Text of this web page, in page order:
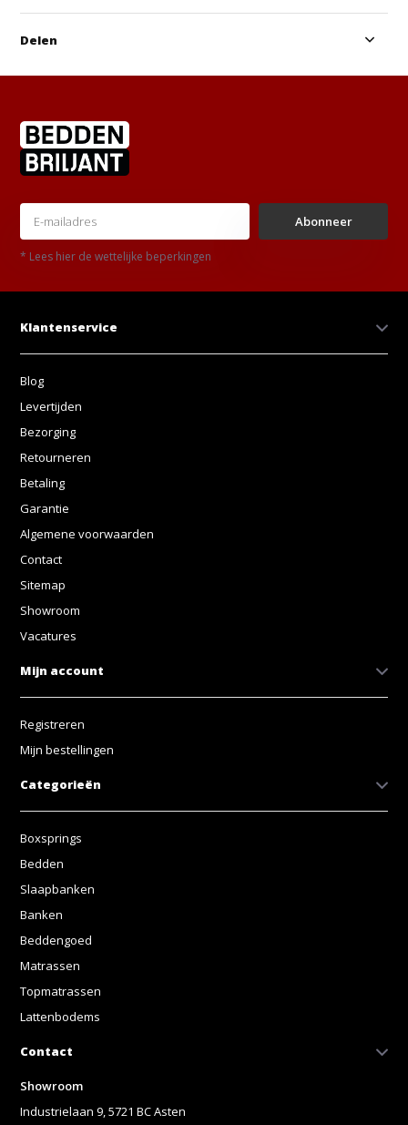
Delen
Abonneer
* Lees hier de wettelijke beperkingen
Klantenservice
Blog
Levertijden
Bezorging
Retourneren
Betaling
Garantie
Algemene voorwaarden
Contact
Sitemap
Showroom
Vacatures
Mijn account
Registreren
Mijn bestellingen
Categorieën
Boxsprings
Bedden
Slaapbanken
Banken
Beddengoed
Matrassen
Topmatrassen
Lattenbodems
Contact
Showroom
Industrielaan 9, 5721 BC Asten